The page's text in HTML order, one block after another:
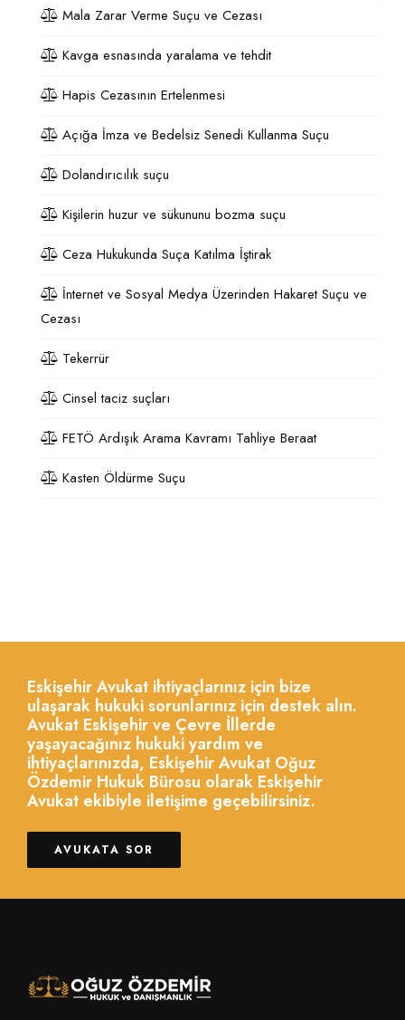
Mala Zarar Verme Suçu ve Cezası
Kavga esnasında yaralama ve tehdit
Hapis Cezasının Ertelenmesi
Açığa İmza ve Bedelsiz Senedi Kullanma Suçu
Dolandırıcılık suçu
Kişilerin huzur ve sükununu bozma suçu
Ceza Hukukunda Suça Katılma İştirak
İnternet ve Sosyal Medya Üzerinden Hakaret Suçu ve
Cezası
Tekerrür
Cinsel taciz suçları
FETÖ Ardışık Arama Kavramı Tahliye Beraat
Kasten Öldürme Suçu
Eskişehir Avukat ihtiyaçlarınız için bize
ulaşarak hukuki sorunlarınız için destek alın.
Avukat Eskişehir ve Çevre İllerde
yaşayacağınız hukuki yardım ve
ihtiyaçlarınızda, Eskişehir Avukat Oğuz
Özdemir Hukuk Bürosu olarak Eskişehir
Avukat ekibiyle iletişime geçebilirsiniz.
AVUKATA SOR